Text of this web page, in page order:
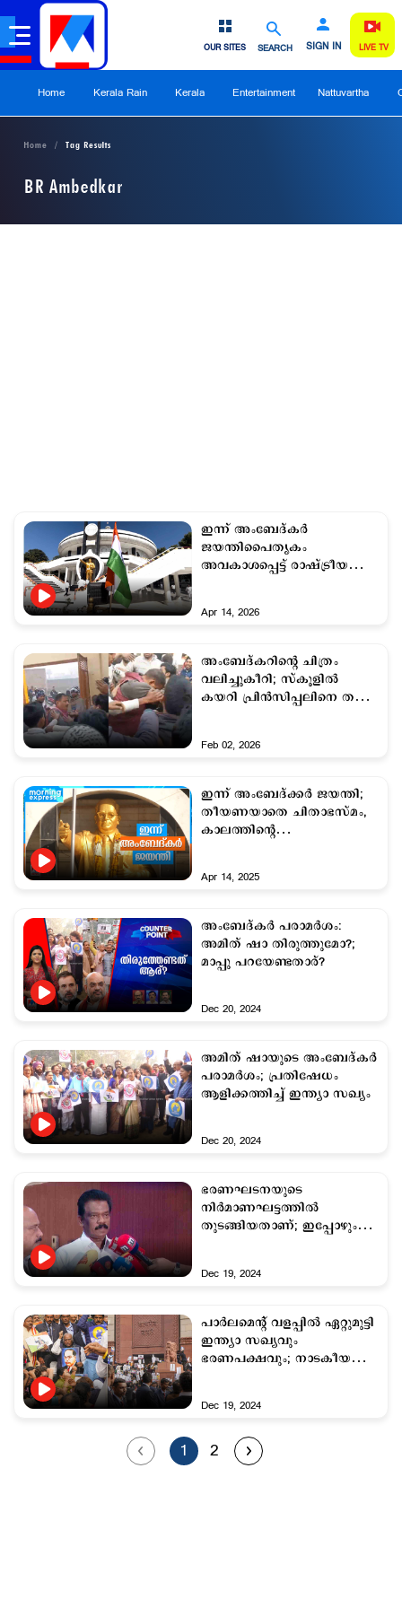
SEARCH SIGN IN
OUR SITES LIVE TV
Home Kerala Rain Kerala Entertainment Nattuvartha
Home Tag Results
BR Ambedkar
ഇന്ന് അംബേദ്കർ
ജയന്തിപൈതൃകം
അവകാശപ്പെട്ട് രാഷ്ട്രീയ
Apr 14, 2026
അംബേദ്കറിന്‍റെ ചിത്രം
വലിച്ചുകീറി; സ്കൂളില്‍
കയറി പ്രിന്‍സിപ്പലിനെ തല്ലി
Feb 02, 2026
ഇന്ന് അംബേദ്ക്കര്‍ ജയന്തി;
തീയണയാതെ ചിതാഭസ്മം,
കാലത്തിന്‍റെ
Apr 14, 2025
അംബേദ്കര്‍ പരാമര്‍ശം:
അമിത് ഷാ തിരുത്തുമോ?;
മാപ്പു പറയേണ്ടതാര്?
Dec 20, 2024
അമിത് ഷായുടെ അംബേദ്കർ
പരാമർശം; പ്രതിഷേധം
ആളിക്കത്തിച്ച് ഇന്ത്യാ സഖ്യം
Dec 20, 2024
ഭരണഘടനയുടെ
നിര്‍മാണഘട്ടത്തില്‍
തുടങ്ങിയതാണ്; ഇപ്പോഴും
രാധാകൃഷ്ണന്‍
Dec 19, 2024
പാര്‍ലമെന്‍റ് വളപ്പില്‍ ഏറ്റുമുട്ടി
ഇന്ത്യാ സഖ്യവും
ഭരണപക്ഷവും; നാടകീയ
Dec 19, 2024
1 2